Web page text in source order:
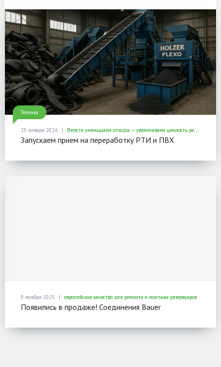
Техника
25 января 2026 Вместе уменьшаем отходы — увеличиваем ценность ресурсов
Запускаем прием на переработку РТИ и ПВХ
9 ноября 2025 европейское качество для ремонта и монтажа резервуаров
Появились в продаже! Соединения Bauer